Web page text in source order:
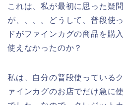
これは、私が最初に思った疑
が、、、。どうして、普段使
ドがファインカグの商品を購
使えなかったのか？
私は、自分の普段使っている
ァインカグのお店でだけ急に